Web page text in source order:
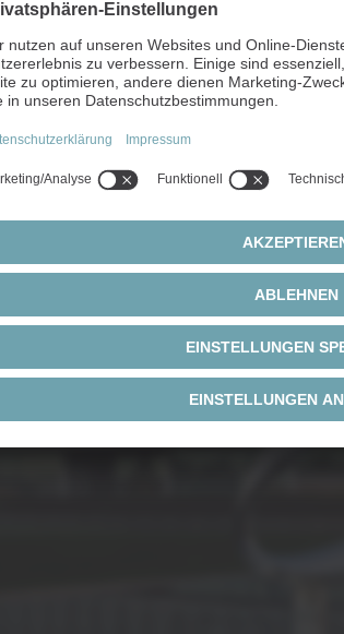
Sie uns
erfahren?
und ganz nach Ihren